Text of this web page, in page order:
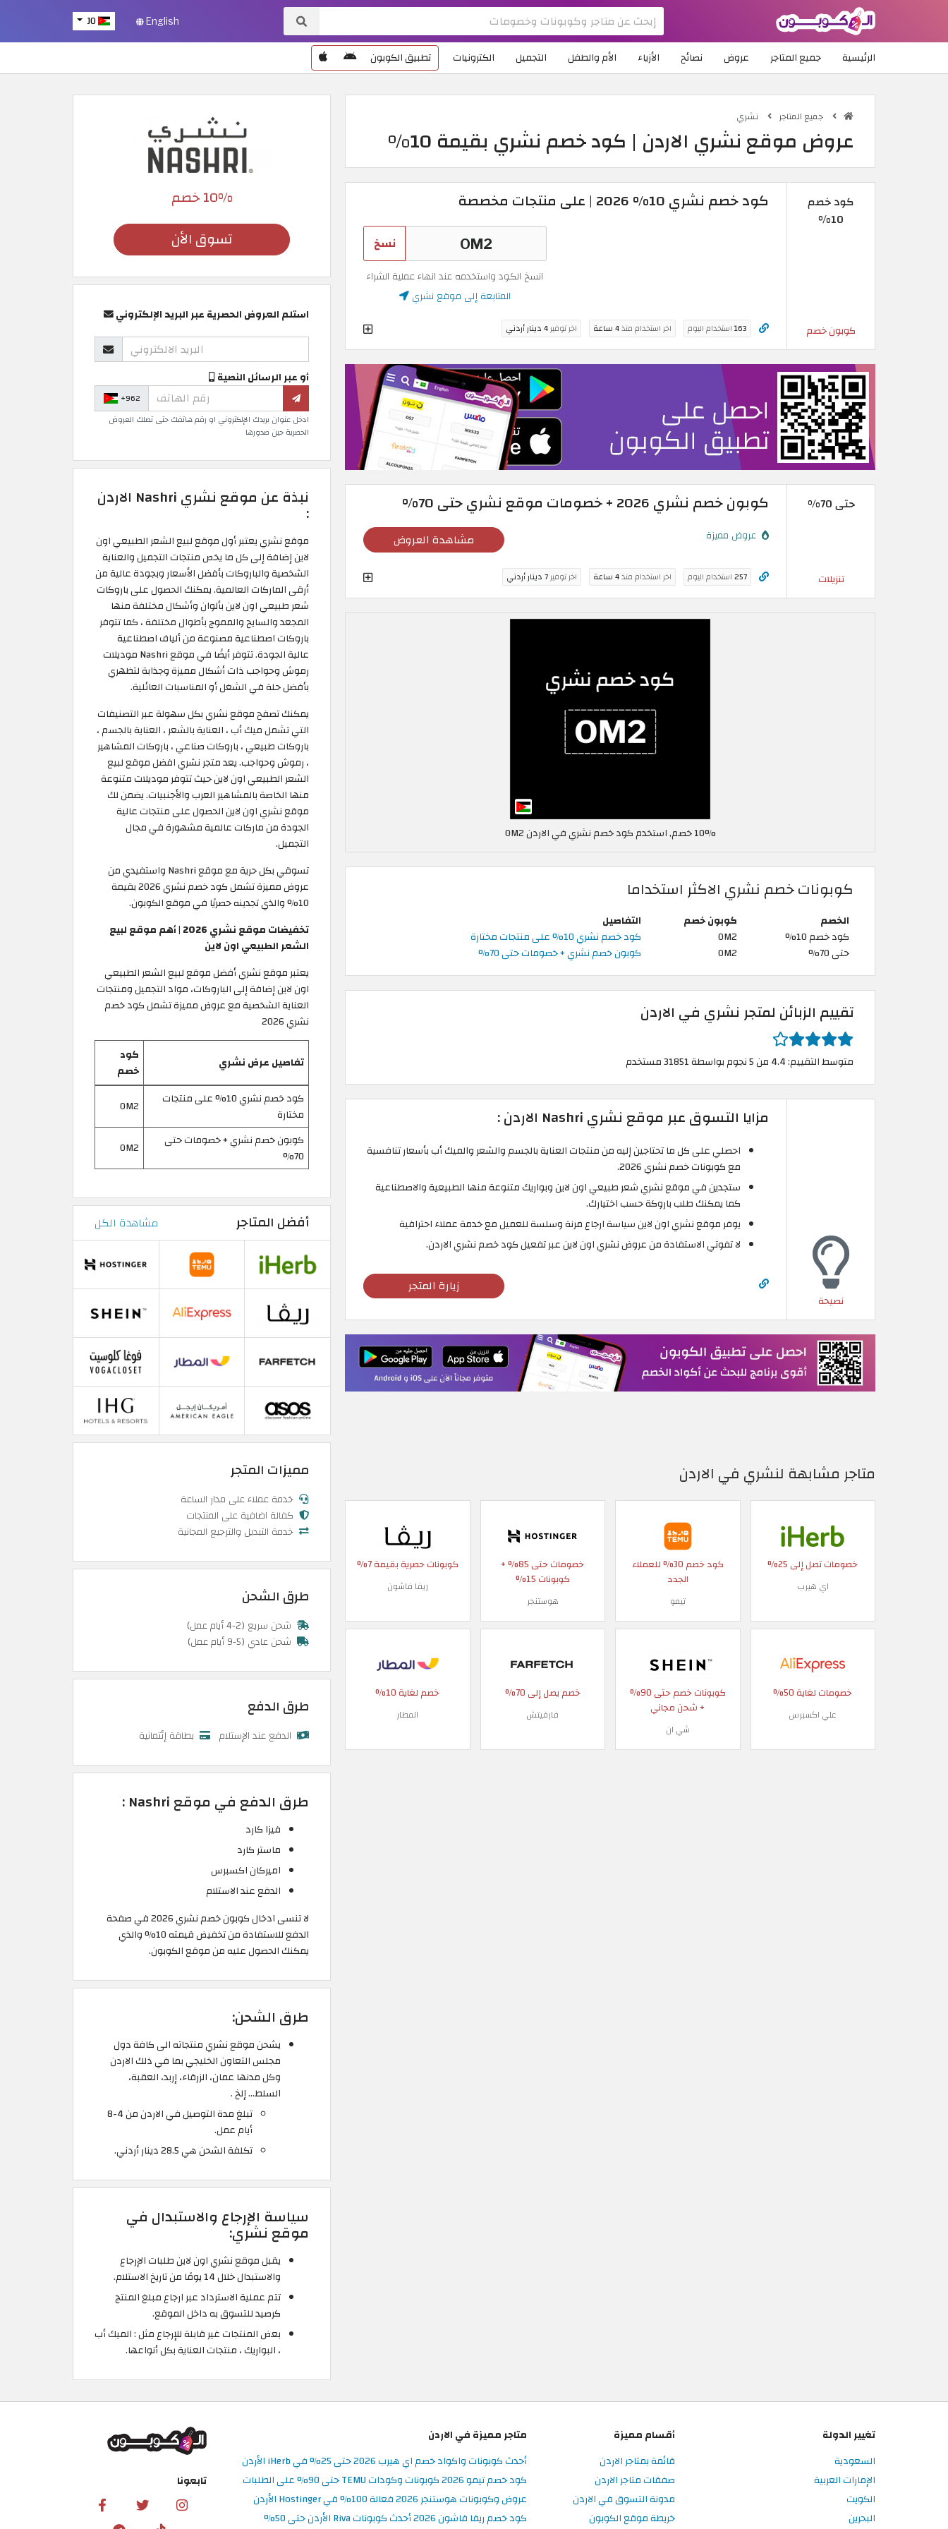
JO English
الرئيسية جميع المتاجر عروض نصائح الأزياء الأم والطفل التجميل الكترونيات تطبيق الكوبون
جميع المتاجر نشري
عروض موقع نشري الاردن | كود خصم نشري بقيمة 10%
كود خصم
10%
كوبون خصم
كود خصم نشري 10% 2026 | على منتجات مخصصة
نسخ
انسخ الكود واستخدمه عند انهاء عملية الشراء
المتابعة إلى موقع نشري
163استخدام اليوم اخر استخدام منذ4 ساعة اخر توفير4 دينار أردني
حتى 70%
تنزيلات
كوبون خصم نشري 2026 + خصومات موقع نشري حتى 70%
عروض مميزة مشاهدة العروض
257استخدام اليوم اخر استخدام منذ4 ساعة اخر توفير7 دينار أردني
10% خصم, استخدم كود خصم نشري في الاردن OM2
كوبونات خصم نشري الاكثر استخداما
الخصم كوبون خصم
التفاصيل
كود خصم 10%
OM2
كود خصم نشري 10% على منتجات مختارة
حتى 70%
OM2 كوبون خصم نشري + خصومات حتى 70%
تقييم الزبائن لمتجر نشري في الاردن
متوسط التقييم: 4.4 من 5 نجوم بواسطة 31851 مستخدم
نصيحة
مزايا التسوق عبر موقع نشري Nashri الاردن :
احصلي على كل ما تحتاجين إليه من منتجات العناية بالجسم والشعر والميك أب بأسعار تنافسية
مع كوبونات خصم نشري 2026.
ستجدين في موقع نشري شعر طبيعي اون لاين وبواريك متنوعة منها الطبيعية والاصطناعية
كما يمكنك طلب باروكة حسب اختيارك.
يوفر موقع نشري اون لاين سياسة ارجاع مرنة وسلسة للعميل مع خدمة عملاء احترافية
لا تفوتي الاستفادة من عروض نشري اون لاين عبر تفعيل كود خصم نشري الاردن.
زيارة المتجر
متاجر مشابهة لنشري في الاردن
خصومات تصل إلى 25%
اي هيرب
كود خصم 30% للعملاء
الجدد
تيمو
خصومات حتى 85% +
كوبونات 15%
هوستنجر
كوبونات حصرية بقيمة 7%
ريفا فاشون
خصومات لغاية 50%
علي اكسبرس
كوبونات خصم حتى 90%
+ شحن مجاني
شي ان
خصم يصل إلى 70%
فارفيتش
خصم لغاية 10%
المطار
10% خصم
تسوق الأن
استلم العروض الحصرية عبر البريد الإلكتروني
أو عبر الرسائل النصية
+962
ادخل عنوان بريدك الإلكتروني او رقم هاتفك حتى تصلك العروض
الحصرية حين صدورها
نبذة عن موقع نشري Nashri الاردن
:
موقع نشري يعتبر أول موقع لبيع الشعر الطبيعي اون
لاين إضافة إلى كل ما يخص منتجات التجميل والعناية
الشخصية والباروكات بأفضل الأسعار وبجودة عالية من
أرقى الماركات العالمية. يمكنك الحصول على باروكات
شعر طبيعي اون لاين بألوان وأشكال مختلفة منها
المجعد والسايح والمموج بأطوال مختلفة ، كما تتوفر
باروكات اصطناعية مصنوعة من ألياف اصطناعية
عالية الجودة. تتوفر أيضًا في موقع Nashri موديلات
رموش وحواجب ذات أشكال مميزة وجذابة لتظهري
بأفضل حلة في الشغل أو المناسبات العائلية.
يمكنك تصفح موقع نشري بكل سهولة عبر التصنيفات
التي تشمل ميك أب ، العناية بالشعر ، العناية بالجسم ،
باروكات طبيعي ، باروكات صناعي ، باروكات المشاهير
، رموش وحواجب. يعد متجر نشري افضل موقع لبيع
الشعر الطبيعي اون لاين حيث تتوفر موديلات متنوعة
منها الخاصة بالمشاهير العرب والأجنبيات. يضمن لك
موقع نشري اون لاين الحصول على منتجات عالية
الجودة من ماركات عالمية مشهورة في مجال
التجميل.
تسوقي بكل حرية مع موقع Nashri واستفيدي من
عروض مميزة تشمل كود خصم نشري 2026 بقيمة
10% والذي تجدينه حصريًا في موقع الكوبون.
تخفيضات موقع نشري 2026 | أهم موقع لبيع
الشعر الطبيعي اون لاين
يعتبر موقع نشري أفضل موقع لبيع الشعر الطبيعي
اون لاين إضافة إلى الباروكات، مواد التجميل ومنتجات
العناية الشخصية مع عروض مميزة تشمل كود خصم
نشري 2026
تفاصيل عرض نشري
كود
خصم
كود خصم نشري 10% على منتجات
مختارة
OM2
كوبون خصم نشري + خصومات حتى
70%
OM2
أفضل المتاجر مشاهدة الكل
مميزات المتجر
خدمة عملاء على مدار الساعة
كفالة اضافية على المنتجات
خدمة التبديل والترجيع المجانية
طرق الشحن
شحن سريع (2-4 أيام عمل)
شحن عادي (5-9 أيام عمل)
طرق الدفع
الدفع عند الإستلام بطاقة إئتمانية
طرق الدفع في موقع Nashri :
فيزا كارد
ماستر كارد
اميركان اكسبرس
الدفع عند الاستلام
لا تنسى ادخال كوبون خصم نشري 2026 في صفحة
الدفع للاستفادة من تخفيض قيمته 10% والذي
يمكنك الحصول عليه من موقع الكوبون.
طرق الشحن:
يشحن موقع نشري منتجاته الى كافة دول
مجلس التعاون الخليجي بما في ذلك الاردن
وكل مدنها عمان، الزرقاء، إربد، العقبة،
السلط... إلخ .
تبلغ مدة التوصيل في الاردن من 4-8
أيام عمل.
تكلفة الشحن هي 28.5 دينار أردني.
سياسة الإرجاع والاستبدال في
موقع نشري:
يقبل موقع نشري اون لاين طلبات الإرجاع
والاستبدال خلال 14 يومًا من تاريخ الاستلام.
تتم عملية الاسترداد عبر ارجاع مبلغ المنتج
كرصيد للتسوق به داخل الموقع.
بعض المنتجات غير قابلة للإرجاع مثل : الميك أب
، البواريك ، منتجات العناية بكل أنواعها.
تغيير الدولة
السعودية
الإمارات العربية
الكويت
البحرين
أقسام مميزة
قائمة بمتاجر الاردن
صفقات متاجر الاردن
مدونة التسوق في الاردن
خريطة موقع الكوبون
متاجر مميزة في الاردن
أحدث كوبونات واكواد خصم اي هيرب 2026 حتى 25% في iHerb الأردن
كود خصم تيمو 2026 كوبونات وكودات TEMU حتى 90% على الطلبات
عروض وكوبونات هوستنجر 2026 فعالة 100% في Hostinger الأردن
كود خصم ريفا فاشون 2026 أحدث كوبونات Riva الأردن حتى 50%
تابعونا